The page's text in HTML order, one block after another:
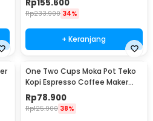
Rp155.600
Rp233.900 34%
+ Keranjang
One Two Cups Moka Pot Teko
Kopi Espresso Coffee Maker
Stovetop 6 Cup 300ml - Z21
Rp78.900
Rp125.900 38%